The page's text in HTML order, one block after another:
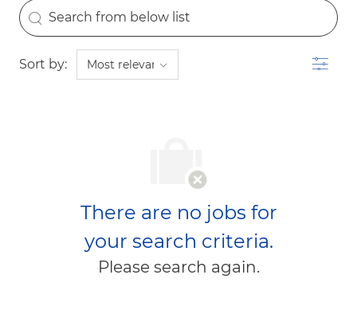
the results are updated
Search from below list
Sort by: Filter
There are no jobs for
your search criteria.
Please search again.